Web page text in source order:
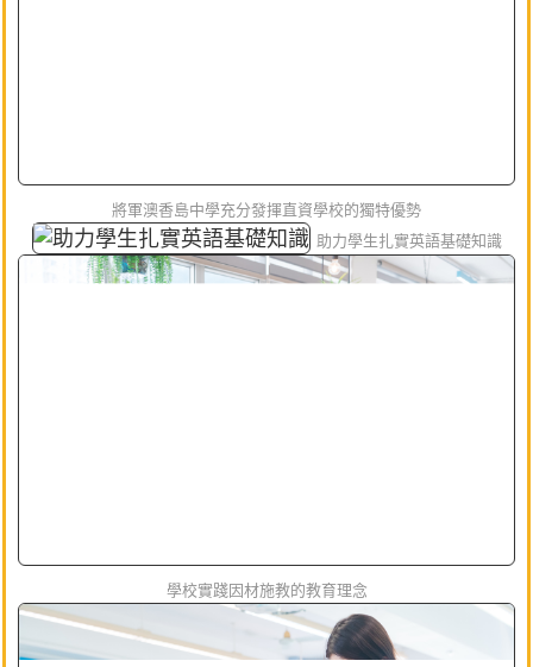
將軍澳香島中學充分發揮直資學校的獨特優勢
助力學生扎實英語基礎知識
學校實踐因材施教的教育理念